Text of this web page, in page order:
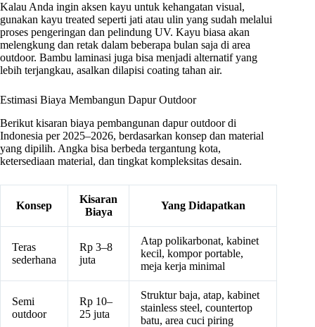
Kalau Anda ingin aksen kayu untuk kehangatan visual,
gunakan kayu treated seperti jati atau ulin yang sudah melalui
proses pengeringan dan pelindung UV. Kayu biasa akan
melengkung dan retak dalam beberapa bulan saja di area
outdoor. Bambu laminasi juga bisa menjadi alternatif yang
lebih terjangkau, asalkan dilapisi coating tahan air.
Estimasi Biaya Membangun Dapur Outdoor
Berikut kisaran biaya pembangunan dapur outdoor di
Indonesia per 2025–2026, berdasarkan konsep dan material
yang dipilih. Angka bisa berbeda tergantung kota,
ketersediaan material, dan tingkat kompleksitas desain.
Konsep
Kisaran
Biaya
Yang Didapatkan
Teras
sederhana
Rp 3–8
juta
Atap polikarbonat, kabinet
kecil, kompor portable,
meja kerja minimal
Semi
outdoor
Rp 10–
25 juta
Struktur baja, atap, kabinet
stainless steel, countertop
batu, area cuci piring